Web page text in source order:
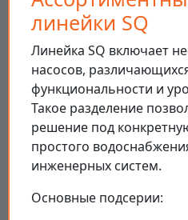
линейки SQ
Линейка SQ включает
насосов,
функциональности и
Такое разделение
решение под
простого
инженерных систем.
Основные подсерии: